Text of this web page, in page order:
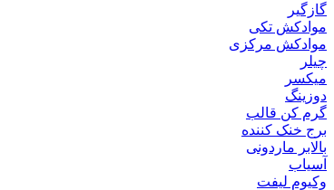
گازگیر
موادکش تکی
موادکش مرکزی
چیلر
میکسر
دوزینگ
گرم کن قالب
برج خنک کننده
بالابر ماردونی
آسیاب
وکیوم لیفت